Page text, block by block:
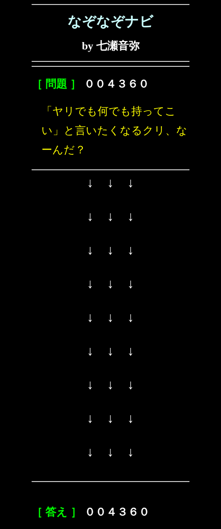
なぞなぞナビ
by 七瀬音弥
［ 問題 ］ ００４３６０
「ヤリでも何でも持ってこ
い」と言いたくなるクリ、な
ーんだ？
↓ ↓ ↓
↓ ↓ ↓
↓ ↓ ↓
↓ ↓ ↓
↓ ↓ ↓
↓ ↓ ↓
↓ ↓ ↓
↓ ↓ ↓
↓ ↓ ↓
［ 答え ］ ００４３６０